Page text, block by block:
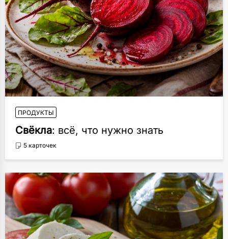
ПРОДУКТЫ
Свёкла: всё, что нужно знать
5 карточек